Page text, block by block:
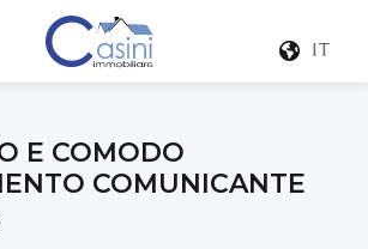
IT
E COMODO
COMUNICANTE